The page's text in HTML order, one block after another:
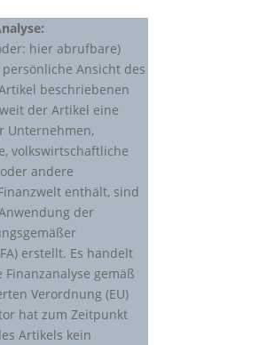
hier abrufbare)
Ansicht des
beschriebenen
der Artikel eine
Unternehmen,
volkswirtschaftliche
andere
enthält, sind
der
erstellt. Es handelt
gemäß
Verordnung (EU)
hat zum Zeitpunkt
Artikels kein